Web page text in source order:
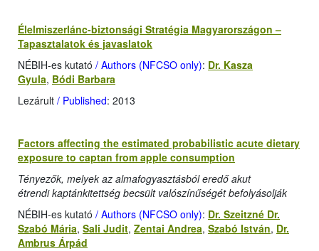
Élelmiszerlánc-biztonsági Stratégia Magyarországon –
Tapasztalatok és javaslatok
NÉBIH-es kutató / Authors (NFCSO only): Dr. Kasza
Gyula, Bódi Barbara
Lezárult / Published: 2013
Factors affecting the estimated probabilistic acute dietary
exposure to captan from apple consumption
Tényezők, melyek az almafogyasztásból eredő akut
étrendi kaptánkitettség becsült valószínűségét befolyásolják
NÉBIH-es kutató / Authors (NFCSO only): Dr. Szeitzné Dr.
Szabó Mária, Sali Judit, Zentai Andrea, Szabó István, Dr.
Ambrus Árpád